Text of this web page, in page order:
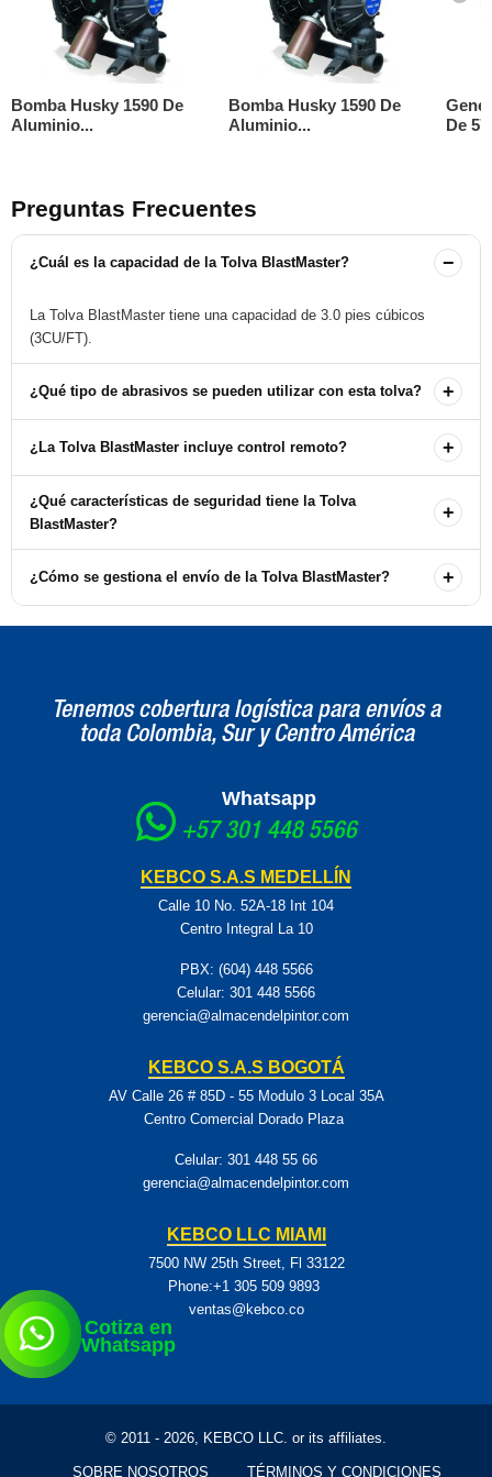
Cotiza en
Whatsapp
Bomba Husky 1590 De
Aluminio...
Bomba Husky 1590 De
Aluminio...
De
Preguntas Frecuentes
¿Cuál es la capacidad de la Tolva BlastMaster? −
La Tolva BlastMaster tiene una capacidad de 3.0 pies cúbicos
(3CU/FT).
¿Qué tipo de abrasivos se pueden utilizar con esta tolva? +
Se recomienda el uso de óxido de aluminio, vidrio triturado, granate,
¿La Tolva BlastMaster incluye control remoto? +
Sí, la Tolva BlastMaster viene equipada con un control remoto para
facilitar su operación.
¿Qué características de seguridad tiene la Tolva
BlastMaster?
+
La tolva está diseñada con características adicionales para mejorar
la seguridad en el lugar de trabajo, incluyendo configuraciones de
¿Cómo se gestiona el envío de la Tolva BlastMaster? +
Los envíos directos desde la ciudad de origen pueden variar en
Tenemos cobertura logística para envíos a
toda Colombia, Sur y Centro América
Whatsapp
+57 301 448 5566
KEBCO S.A.S MEDELLÍN
Calle 10 No. 52A-18 Int 104
Centro Integral La 10
PBX: (604) 448 5566
Celular: 301 448 5566
gerencia@almacendelpintor.com
KEBCO S.A.S BOGOTÁ
AV Calle 26 # 85D - 55 Modulo 3 Local 35A
Centro Comercial Dorado Plaza
Celular: 301 448 55 66
gerencia@almacendelpintor.com
KEBCO LLC MIAMI
7500 NW 25th Street, Fl 33122
Phone:+1 305 509 9893
ventas@kebco.co
© 2011 - 2026, KEBCO LLC. or its affiliates.
SOBRE NOSOTROS TÉRMINOS Y CONDICIONES